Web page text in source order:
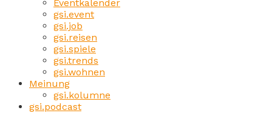
Eventkalender
gsi.event
gsi.job
gsi.reisen
gsi.spiele
gsi.trends
gsi.wohnen
Meinung
gsi.kolumne
gsi.podcast